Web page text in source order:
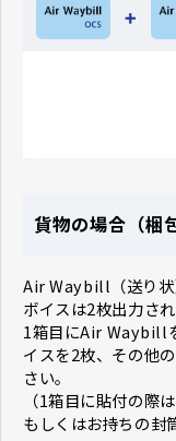
貨物の場合（梱
Air Waybill（送り状
ボイスは2枚出力さ
1箱目にAir Waybill
イスを2枚、その他
さい。
（1箱目に貼付の際
もしくはお持ちの封